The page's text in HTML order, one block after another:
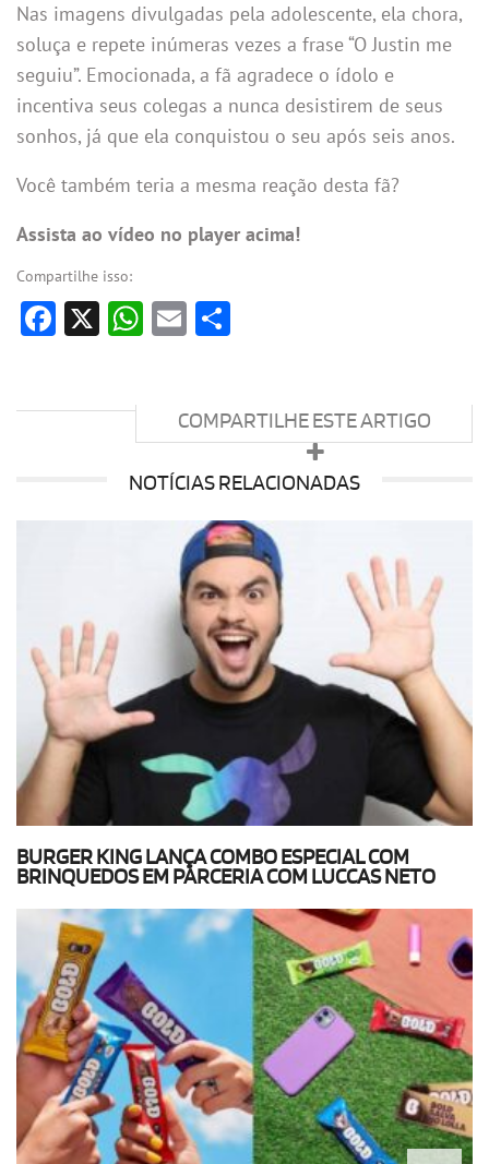
Nas imagens divulgadas pela adolescente, ela chora,
soluça e repete inúmeras vezes a frase “O Justin me
seguiu”. Emocionada, a fã agradece o ídolo e
incentiva seus colegas a nunca desistirem de seus
sonhos, já que ela conquistou o seu após seis anos.
Você também teria a mesma reação desta fã?
Assista ao vídeo no player acima!
Compartilhe isso:
Facebook
X WhatsApp
Email
COMPARTILHE ESTE ARTIGO
NOTÍCIAS RELACIONADAS
BURGER KING LANÇA COMBO ESPECIAL COM
BRINQUEDOS EM PARCERIA COM LUCCAS NETO